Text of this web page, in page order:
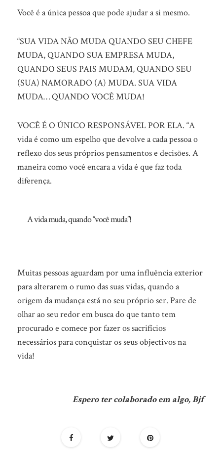
Você é a única pessoa que pode ajudar a si mesmo.
“SUA VIDA NÃO MUDA QUANDO SEU CHEFE
MUDA, QUANDO SUA EMPRESA MUDA,
QUANDO SEUS PAIS MUDAM, QUANDO SEU
(SUA) NAMORADO (A) MUDA. SUA VIDA
MUDA… QUANDO VOCÊ MUDA!
VOCÊ É O ÚNICO RESPONSÁVEL POR ELA. “A
vida é como um espelho que devolve a cada pessoa o
reflexo dos seus próprios pensamentos e decisões. A
maneira como você encara a vida é que faz toda
diferença.
A vida muda, quando “você muda”!
Muitas pessoas aguardam por uma influência exterior
para alterarem o rumo das suas vidas, quando a
origem da mudança está no seu próprio ser. Pare de
olhar ao seu redor em busca do que tanto tem
procurado e comece por fazer os sacrifícios
necessários para conquistar os seus objectivos na
vida!
Espero ter colaborado em algo, Bjf